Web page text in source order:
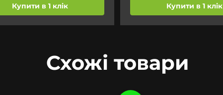
Купити в 1 клік Купити в 1 клік
Схожі товари